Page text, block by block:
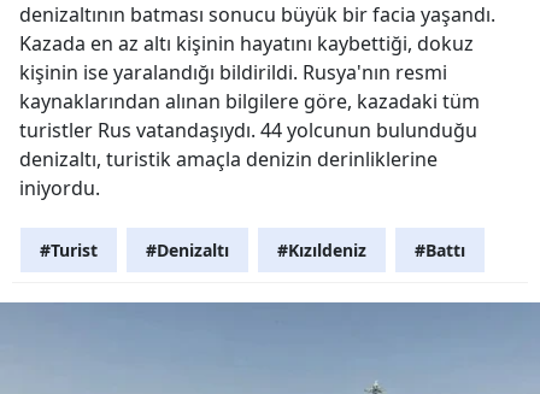
denizaltının batması sonucu büyük bir facia yaşandı.
Kazada en az altı kişinin hayatını kaybettiği, dokuz
kişinin ise yaralandığı bildirildi. Rusya'nın resmi
kaynaklarından alınan bilgilere göre, kazadaki tüm
turistler Rus vatandaşıydı. 44 yolcunun bulunduğu
denizaltı, turistik amaçla denizin derinliklerine
iniyordu.
#Turist #Denizaltı #Kızıldeniz #Battı